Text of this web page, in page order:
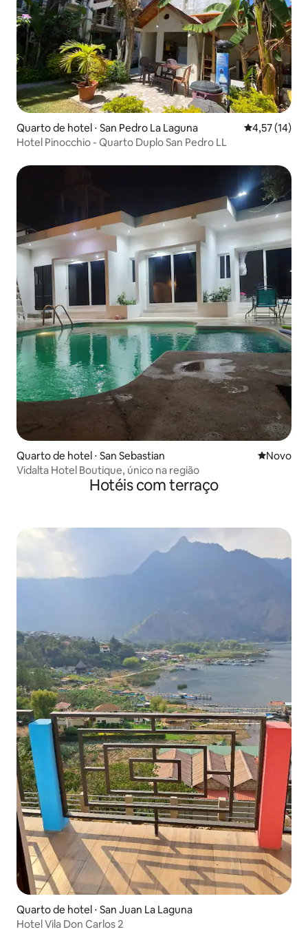
Quarto de hotel ⋅ San Pedro La Laguna 4,57 de uma
4,57 (14)
Hotel Pinocchio - Quarto Duplo San Pedro LL
Quarto de hotel ⋅ San Sebastian Novo
Novo
Vidalta Hotel Boutique, único na região
Hotéis com terraço
Quarto de hotel ⋅ San Juan La Laguna
Hotel Vila Don Carlos 2